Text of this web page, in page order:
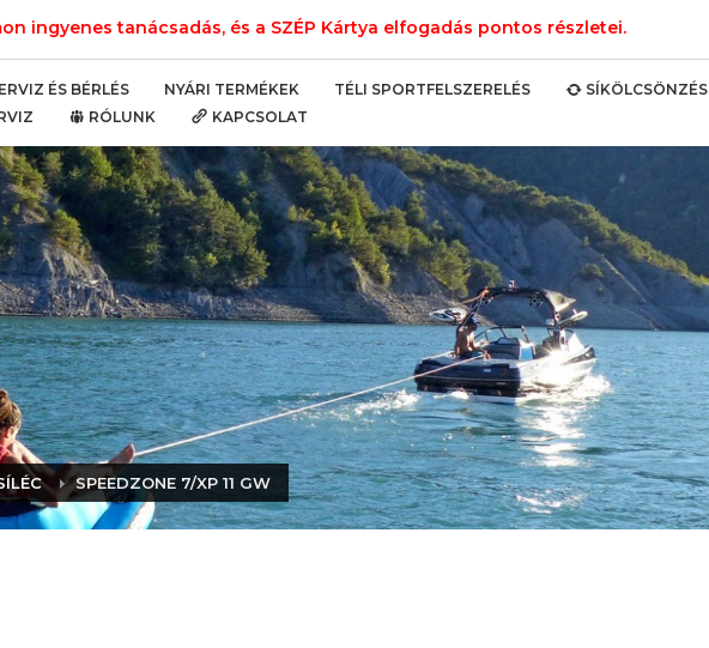
ingyenes tanácsadás, és a SZÉP Kártya elfogadás pontos részletei.
ÉS BÉRLÉS NYÁRI TERMÉKEK TÉLI SPORTFELSZERELÉS SÍKÖLCSÖNZÉS
RÓLUNK KAPCSOLAT
SPEEDZONE 7/XP 11 GW